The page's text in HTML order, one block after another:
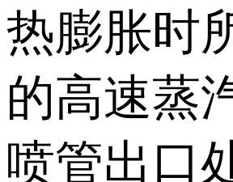
热膨胀时
的高速蒸
喷管出口